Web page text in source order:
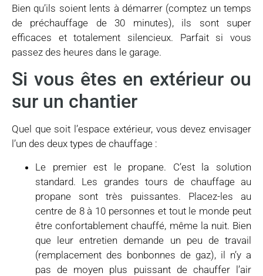
Bien qu’ils soient lents à démarrer (comptez un temps
de préchauffage de 30 minutes), ils sont super
efficaces et totalement silencieux. Parfait si vous
passez des heures dans le garage.
Si vous êtes en extérieur ou
sur un chantier
Quel que soit l’espace extérieur, vous devez envisager
l’un des deux types de chauffage :
Le premier est le propane. C’est la solution
standard. Les grandes tours de chauffage au
propane sont très puissantes. Placez-les au
centre de 8 à 10 personnes et tout le monde peut
être confortablement chauffé, même la nuit. Bien
que leur entretien demande un peu de travail
(remplacement des bonbonnes de gaz), il n’y a
pas de moyen plus puissant de chauffer l’air